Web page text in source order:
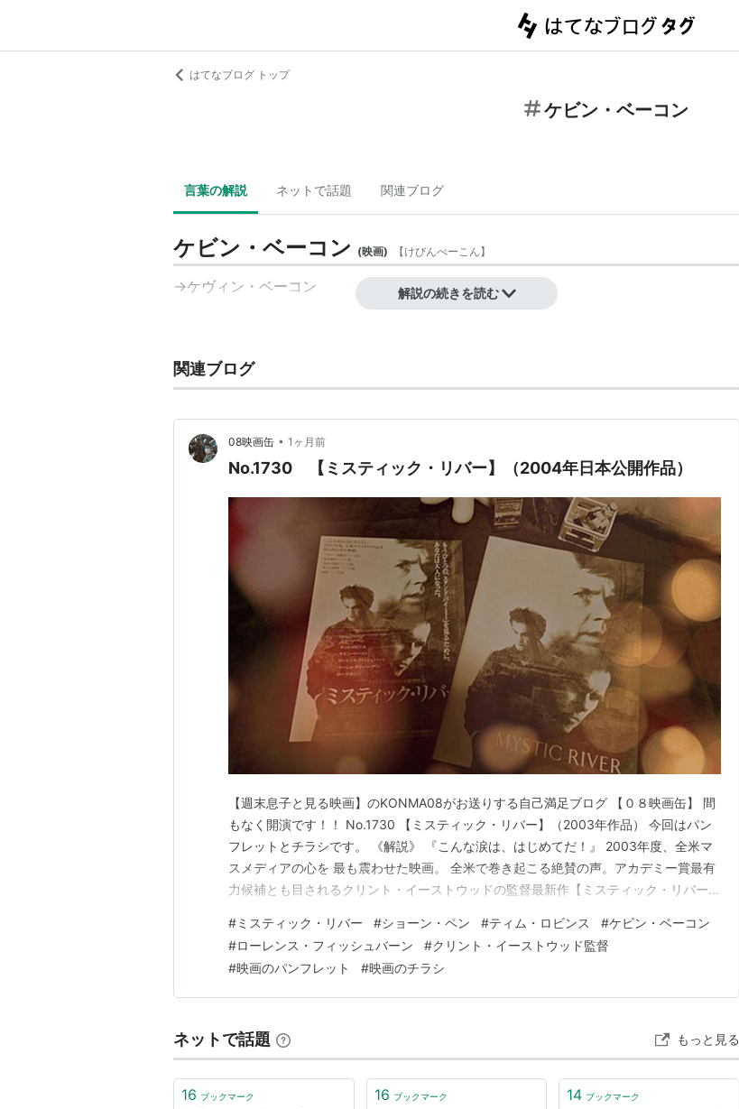
はてなブログ トップ
ケビン・ベーコン
言葉の解説 ネットで話題 関連ブログ
ケビン・ベーコン (映画) 【けびんべーこん】
→ケヴィン・ベーコン 解説の続きを読む
関連ブログ
08映画缶 • 1ヶ月前
No.1730 【ミスティック・リバー】（2004年日本公開作品）
【週末息子と見る映画】のKONMA08がお送りする自己満足ブログ 【０８映画缶】 間
もなく開演です！！ No.1730 【ミスティック・リバー】（2003年作品） 今回はパン
フレットとチラシです。 《解説》 『こんな涙は、はじめてだ！』 2003年度、全米マ
スメディアの心を 最も震わせた映画。 全米で巻き起こる絶賛の声。アカデミー賞最有
力候補とも目されるクリント・イーストウッドの監督最新作【ミスティック・リバー】
く深い感動を生み出した本物の傑作だ。 ３人の幼馴染の少年たちが子供時代に体験し
た忌まわしい誘拐事件。１人が…
#ミスティック・リバー #ショーン・ペン #ティム・ロビンス #ケビン・ベーコン
#ローレンス・フィッシュバーン #クリント・イーストウッド監督
#映画のパンフレット #映画のチラシ
ネットで話題 もっと見る
16 ブックマーク 16 ブックマーク 14 ブックマーク